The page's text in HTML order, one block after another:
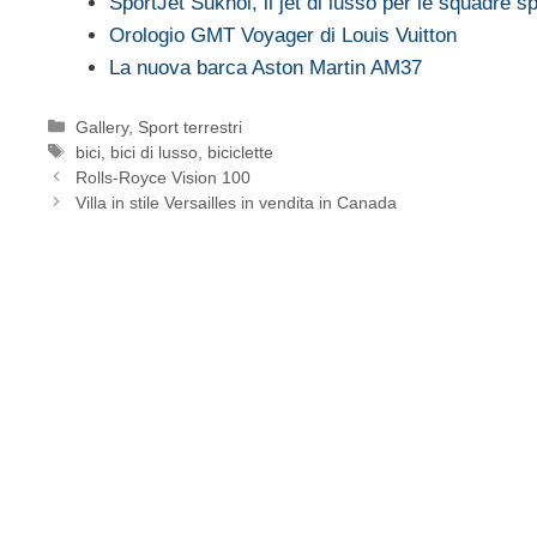
Orologio GMT Voyager di Louis Vuitton
La nuova barca Aston Martin AM37
Categorie
Gallery, Sport terrestri
Tag
bici bici di lusso biciclette
Rolls-Royce Vision 100
Villa in stile Versailles in vendita in Canada